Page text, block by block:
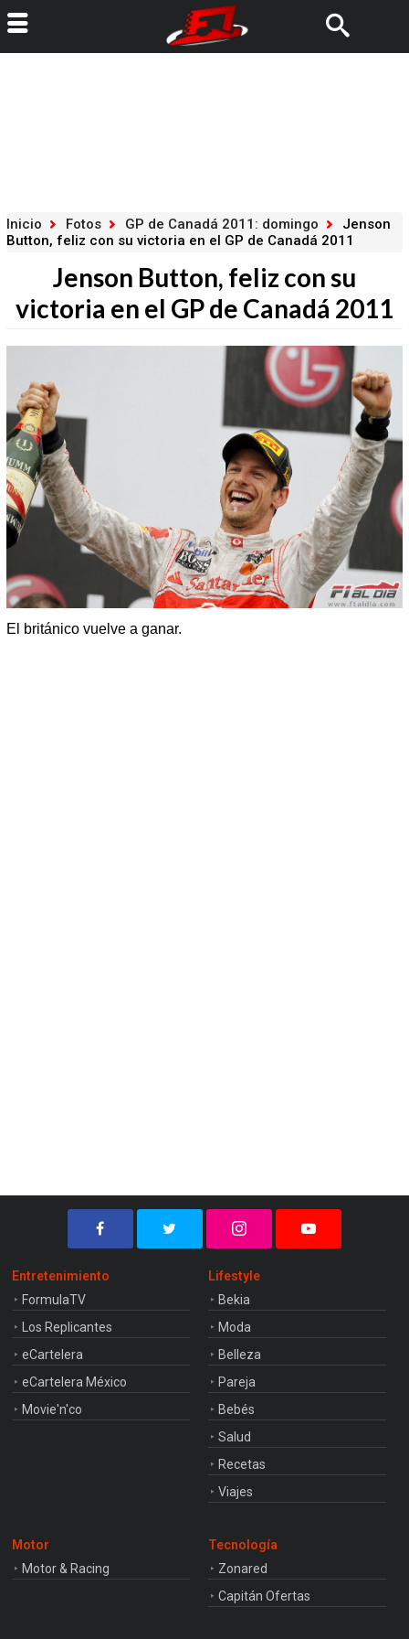
Inicio Fotos GP de Canadá 2011: domingo
Jenson
Button, feliz con su victoria en el GP de Canadá 2011
Jenson Button, feliz con su
victoria en el GP de Canadá 2011
El británico vuelve a ganar.
Entretenimiento
FormulaTV
Los Replicantes
eCartelera
eCartelera México
Movie'n'co
Lifestyle
Bekia
Moda
Belleza
Pareja
Bebés
Salud
Recetas
Viajes
Motor
Motor & Racing
Tecnología
Zonared
Capitán Ofertas